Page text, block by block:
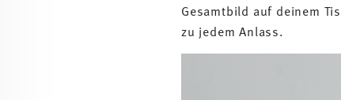
Gesamtbild auf deinem
zu jedem Anlass.